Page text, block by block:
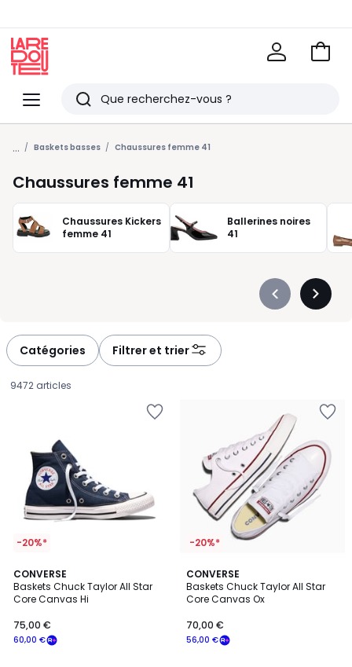
Menu
Redoute
Rechercher
Derniers
articles
vus
Voir
... Baskets basses Chaussures femme 41
Chaussures femme 41
Chaussures Kickers
femme 41
Ballerines noires
41
Précédent
Catégories Filtrer et trier
9472 articles
-20%*
CONVERSE
Baskets Chuck Taylor All Star
Core Canvas Hi
€
souscrivez
60,00 €
75,00 €
4,6
/ 5
7
Couleurs
-20%*
CONVERSE
Baskets Chuck Taylor All Star
Core Canvas Ox
56,00 €
70,00 €
4,7
/ 5
7
Couleurs